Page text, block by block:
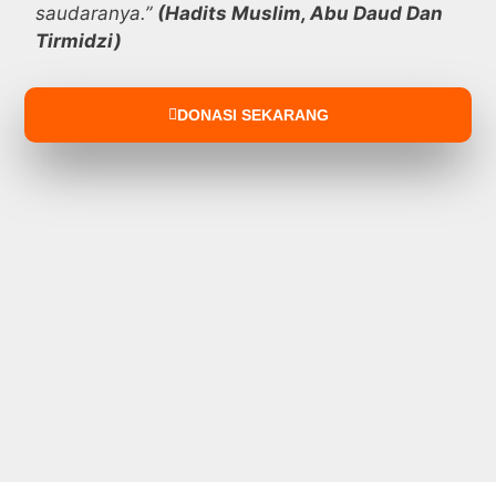
saudaranya.” (Hadits Muslim, Abu Daud Dan
Tirmidzi)
DONASI SEKARANG